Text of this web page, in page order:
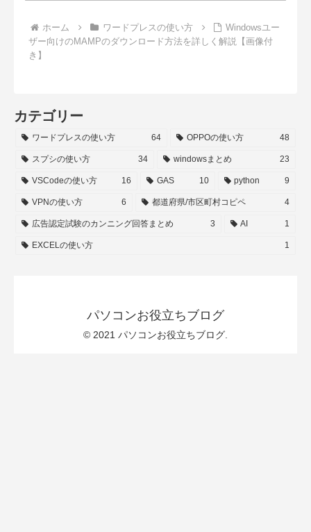
ホーム ワードプレスの使い方
Windowsユー
ザー向けのMAMPのダウンロード方法を詳しく解説【画像付
き】
カテゴリー
ワードプレスの使い方 64 OPPOの使い方 48
スプシの使い方 34 windowsまとめ 23
VSCodeの使い方 16 GAS 10 python 9
VPNの使い方 6 都道府県/市区町村コピペ 4
広告認定試験のカンニング回答まとめ 3 AI 1
EXCELの使い方 1
パソコンお役立ちブログ
© 2021 パソコンお役立ちブログ.